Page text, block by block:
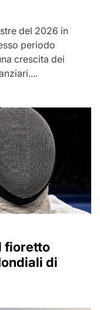
del 2026 in
periodo
crescita dei
fioretto
di